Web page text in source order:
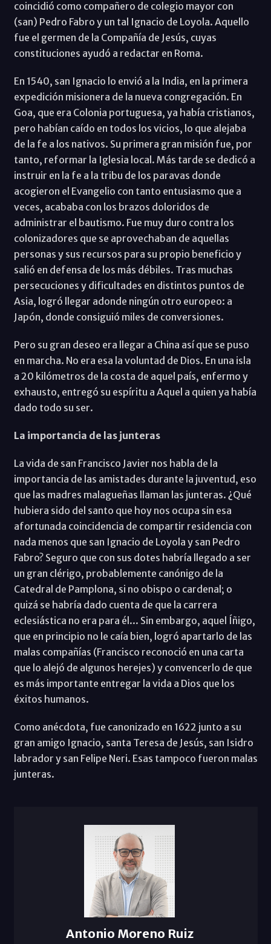
coincidió como compañero de colegio mayor con
(san) Pedro Fabro y un tal Ignacio de Loyola. Aquello
fue el germen de la Compañía de Jesús, cuyas
constituciones ayudó a redactar en Roma.
En 1540, san Ignacio lo envió a la India, en la primera
expedición misionera de la nueva congregación. En
Goa, que era Colonia portuguesa, ya había cristianos,
pero habían caído en todos los vicios, lo que alejaba
de la fe a los nativos. Su primera gran misión fue, por
tanto, reformar la Iglesia local. Más tarde se dedicó a
instruir en la fe a la tribu de los paravas donde
acogieron el Evangelio con tanto entusiasmo que a
veces, acababa con los brazos doloridos de
administrar el bautismo. Fue muy duro contra los
colonizadores que se aprovechaban de aquellas
personas y sus recursos para su propio beneficio y
salió en defensa de los más débiles. Tras muchas
persecuciones y dificultades en distintos puntos de
Asia, logró llegar adonde ningún otro europeo: a
Japón, donde consiguió miles de conversiones.
Pero su gran deseo era llegar a China así que se puso
en marcha. No era esa la voluntad de Dios. En una isla
a 20 kilómetros de la costa de aquel país, enfermo y
exhausto, entregó su espíritu a Aquel a quien ya había
dado todo su ser.
La importancia de las junteras
La vida de san Francisco Javier nos habla de la
importancia de las amistades durante la juventud, eso
que las madres malagueñas llaman las junteras. ¿Qué
hubiera sido del santo que hoy nos ocupa sin esa
afortunada coincidencia de compartir residencia con
nada menos que san Ignacio de Loyola y san Pedro
Fabro? Seguro que con sus dotes habría llegado a ser
un gran clérigo, probablemente canónigo de la
Catedral de Pamplona, si no obispo o cardenal; o
quizá se habría dado cuenta de que la carrera
eclesiástica no era para él... Sin embargo, aquel Íñigo,
que en principio no le caía bien, logró apartarlo de las
malas compañías (Francisco reconoció en una carta
que lo alejó de algunos herejes) y convencerlo de que
es más importante entregar la vida a Dios que los
éxitos humanos.
Como anécdota, fue canonizado en 1622 junto a su
gran amigo Ignacio, santa Teresa de Jesús, san Isidro
labrador y san Felipe Neri. Esas tampoco fueron malas
junteras.
Antonio Moreno Ruiz